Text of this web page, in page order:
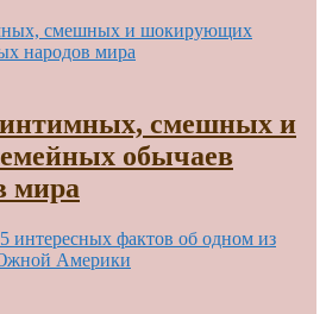
смешных и
обычаев
мира